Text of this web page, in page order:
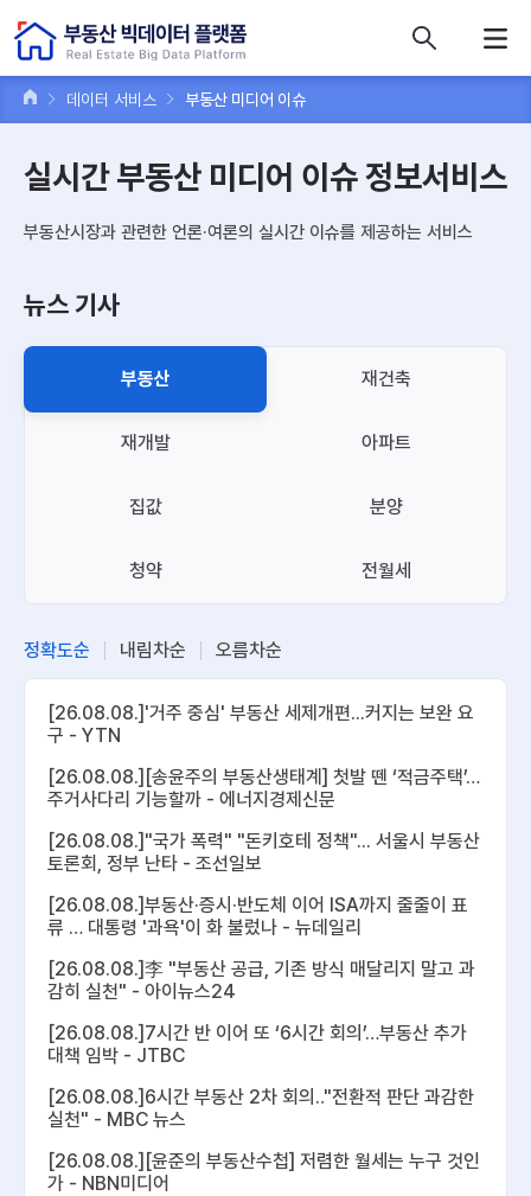
데이터 서비스 부동산 미디어 이슈
실시간 부동산 미디어 이슈 정보서비스
부동산시장과 관련한 언론·여론의 실시간 이슈를 제공하는 서비스
뉴스 기사
부동산 재건축
재개발 아파트
집값 분양
청약 전월세
정확도순 내림차순 오름차순
[26.08.08.]'거주 중심' 부동산 세제개편...커지는 보완 요
구 - YTN
[26.08.08.][송윤주의 부동산생태계] 첫발 뗀 ‘적금주택’…
주거사다리 기능할까 - 에너지경제신문
[26.08.08.]"국가 폭력" "돈키호테 정책"... 서울시 부동산
토론회, 정부 난타 - 조선일보
[26.08.08.]부동산·증시·반도체 이어 ISA까지 줄줄이 표
류 … 대통령 '과욕'이 화 불렀나 - 뉴데일리
[26.08.08.]李 "부동산 공급, 기존 방식 매달리지 말고 과
감히 실천" - 아이뉴스24
[26.08.08.]7시간 반 이어 또 ‘6시간 회의’…부동산 추가
대책 임박 - JTBC
[26.08.08.]6시간 부동산 2차 회의‥"전환적 판단 과감한
실천" - MBC 뉴스
[26.08.08.][윤준의 부동산수첩] 저렴한 월세는 누구 것인
가 - NBN미디어